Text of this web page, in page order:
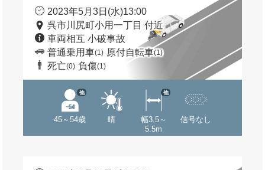
2023年5月3日(水)13:00
呉市川尻町小用一丁目 付近
車両相互 小破事故
普通乗用車(1) 原付自転車(1)
死亡(0) 負傷(1)
45～54歳
他
晴
幅3.5～
5.5m
他
信号なし